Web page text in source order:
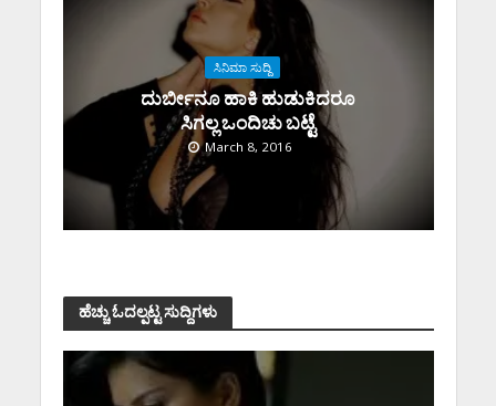
ಸಿನಿಮಾ ಸುದ್ದಿ
ದುರ್ಬೀನೂ ಹಾಕಿ ಹುಡುಕಿದರೂ
ಸಿಗಲ್ಲ ಒಂದಿಚು ಬಟ್ಟೆ
March 8, 2016
ಹೆಚ್ಚು ಓದಲ್ಪಟ್ಟ ಸುದ್ದಿಗಳು